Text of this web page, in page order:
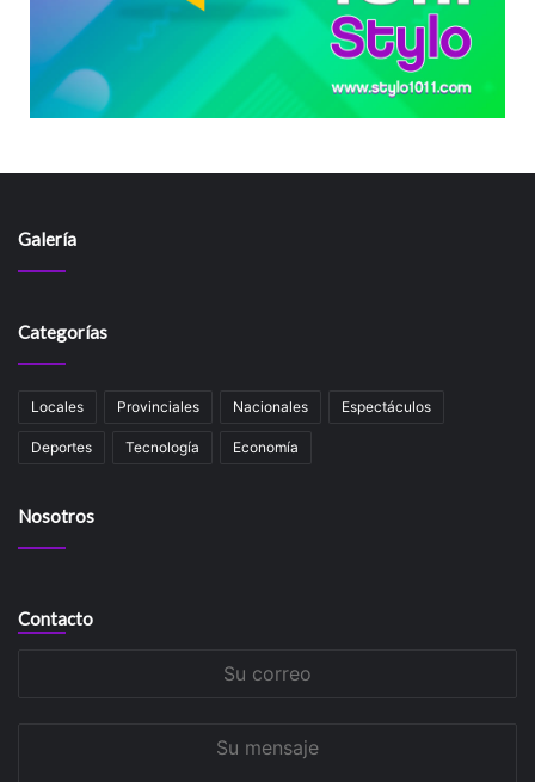
Galería
Categorías
Locales Provinciales Nacionales Espectáculos
Deportes Tecnología Economía
Nosotros
Contacto